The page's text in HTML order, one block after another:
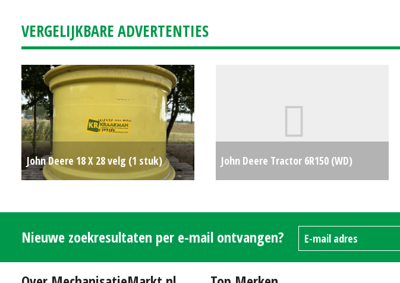
VERGELIJKBARE ADVERTENTIES
John Deere 18 X 28 velg (1 stuk)
John Deere Tractor 6R150 (WD)
Nieuwe zoekresultaten per e-mail ontvangen?